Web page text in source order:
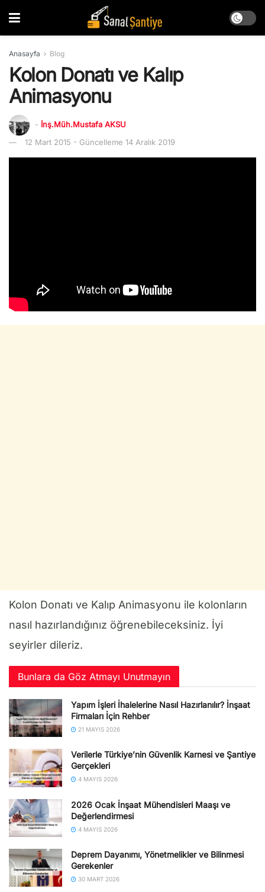
Anasayfa Blog
Kolon Donatı ve Kalıp
Animasyonu
- İnş.Müh.Mustafa AKSU
12 Mart 2015 - Güncelleme 14 Aralık 2019
Kolon Donatı ve Kalıp Animasyonu ile kolonların
nasıl hazırlandığınız öğrenebileceksiniz. İyi
seyirler dileriz.
Bunlara da Göz Atmayı Unutmayın
Yapım İşleri İhalelerine Nasıl Hazırlanılır? İnşaat
Firmaları İçin Rehber
21 MAYIS 2026
Verilerle Türkiye’nin Güvenlik Karnesi ve Şantiye
Gerçekleri
4 MAYIS 2026
2026 Ocak İnşaat Mühendisleri Maaşı ve
Değerlendirmesi
4 MAYIS 2026
Deprem Dayanımı, Yönetmelikler ve Bilinmesi
Gerekenler
30 MART 2026